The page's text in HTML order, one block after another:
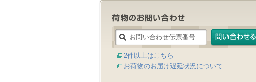
2件以上はこちら
お荷物のお届け遅延状況について